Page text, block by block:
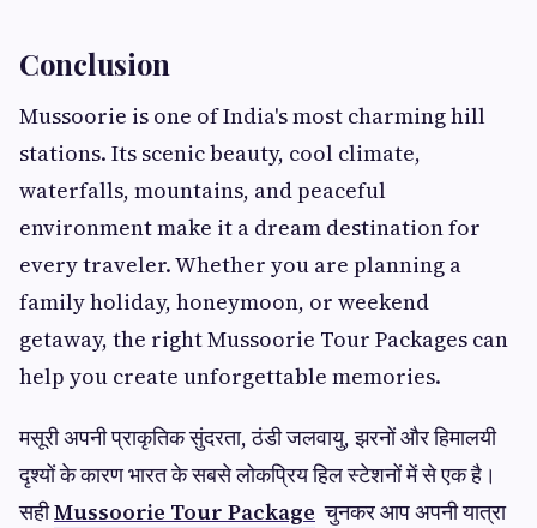
Conclusion
Mussoorie is one of India's most charming hill
stations. Its scenic beauty, cool climate,
waterfalls, mountains, and peaceful
environment make it a dream destination for
every traveler. Whether you are planning a
family holiday, honeymoon, or weekend
getaway, the right Mussoorie Tour Packages can
help you create unforgettable memories.
मसूरी अपनी प्राकृतिक सुंदरता, ठंडी जलवायु, झरनों और हिमालयी
दृश्यों के कारण भारत के सबसे लोकप्रिय हिल स्टेशनों में से एक है।
सहीMussoorie Tour Package चुनकर आप अपनी यात्रा